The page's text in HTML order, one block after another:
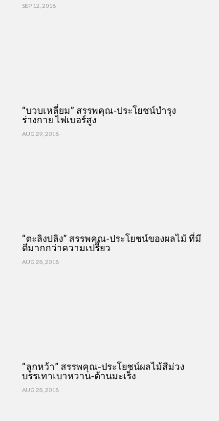
SEP 12, 2018
“บวบเหลี่ยม” สรรพคุณ-ประโยชน์บำรุง
ร่างกาย ไฟเบอร์สูง
AUG 29, 2018
“ตะลิงปลิง” สรรพคุณ-ประโยชน์ของผลไม้ ที่มี
ดีมากกว่าความเปรี้ยว
AUG 28, 2018
“ลูกหว้า” สรรพคุณ-ประโยชน์ผลไม้สีม่วง
บรรเทาเบาหวาน-ต้านมะเร็ง
AUG 28, 2018